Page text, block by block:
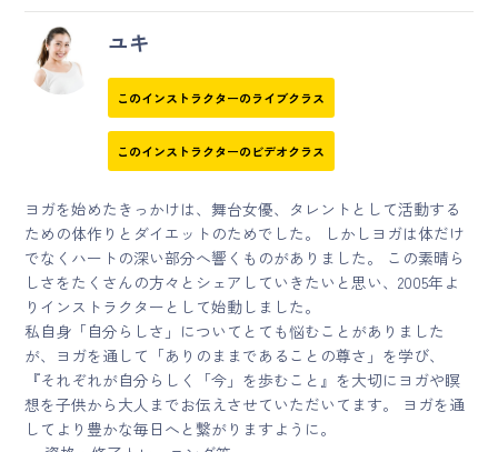
ユキ
このインストラクターのライブクラス
このインストラクターのビデオクラス
ヨガを始めたきっかけは、舞台女優、タレントとして活動する
ための体作りとダイエットのためでした。 しかしヨガは体だけ
でなくハートの深い部分へ響くものがありました。 この素晴ら
しさをたくさんの方々とシェアしていきたいと思い、2005年よ
りインストラクターとして始動しました。
私自身「自分らしさ」についてとても悩むことがありました
が、ヨガを通して「ありのままであることの尊さ」を学び、
『それぞれが自分らしく「今」を歩むこと』を大切にヨガや瞑
想を子供から大人までお伝えさせていただいてます。 ヨガを通
してより豊かな毎日へと繋がりますように。